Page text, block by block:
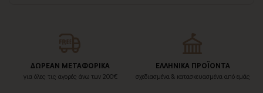
ΔΩΡΕΑΝ ΜΕΤΑΦΟΡΙΚΑ
για όλες τις αγορές άνω των 200€
ΕΛΛΗΝΙΚΑ ΠΡΟΪΟΝΤΑ
σχεδιασμένα & κατασκευασμένα από εμάς